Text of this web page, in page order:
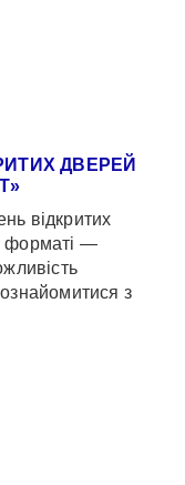
ДВЕРЕЙ
відкритих
форматі —
з